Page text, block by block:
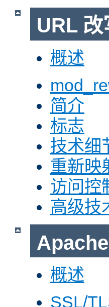
URL 改
概述
简介
标志
技术细
重新映
访问控
高级技
概述
SSL/